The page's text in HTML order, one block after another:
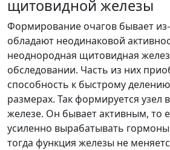
щитовидной железы
Формирование очагов бывает из-
обладают неодинаковой
неоднородная щитовидная
обследовании. Часть из них
способность к быстрому
размерах. Так формируется узел
железе. Он бывает активным, то
усиленно вырабатывать
тогда функция железы не